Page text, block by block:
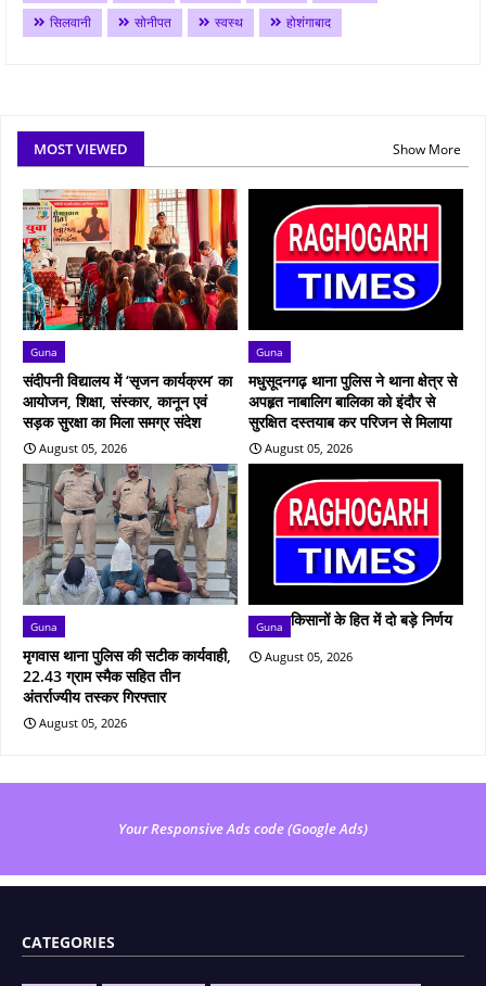
सिलवानी सोनीपत स्वस्थ होशंगाबाद
MOST VIEWED Show More
Guna
संदीपनी विद्यालय में ‘सृजन कार्यक्रम’ का
आयोजन, शिक्षा, संस्कार, कानून एवं
सड़क सुरक्षा का मिला समग्र संदेश
August 05, 2026
Guna
मधुसूदनगढ़ थाना पुलिस ने थाना क्षेत्र से
अपहृत नाबालिग बालिका को इंदौर से
सुरक्षित दस्तयाब कर परिजन से मिलाया
August 05, 2026
Guna
मृगवास थाना पुलिस की सटीक कार्यवाही,
22.43 ग्राम स्मैक सहित तीन
अंतर्राज्यीय तस्कर गिरफ्तार
August 05, 2026
Guna किसानों के हित में दो बड़े निर्णय
August 05, 2026
Your Responsive Ads code (Google Ads)
CATEGORIES